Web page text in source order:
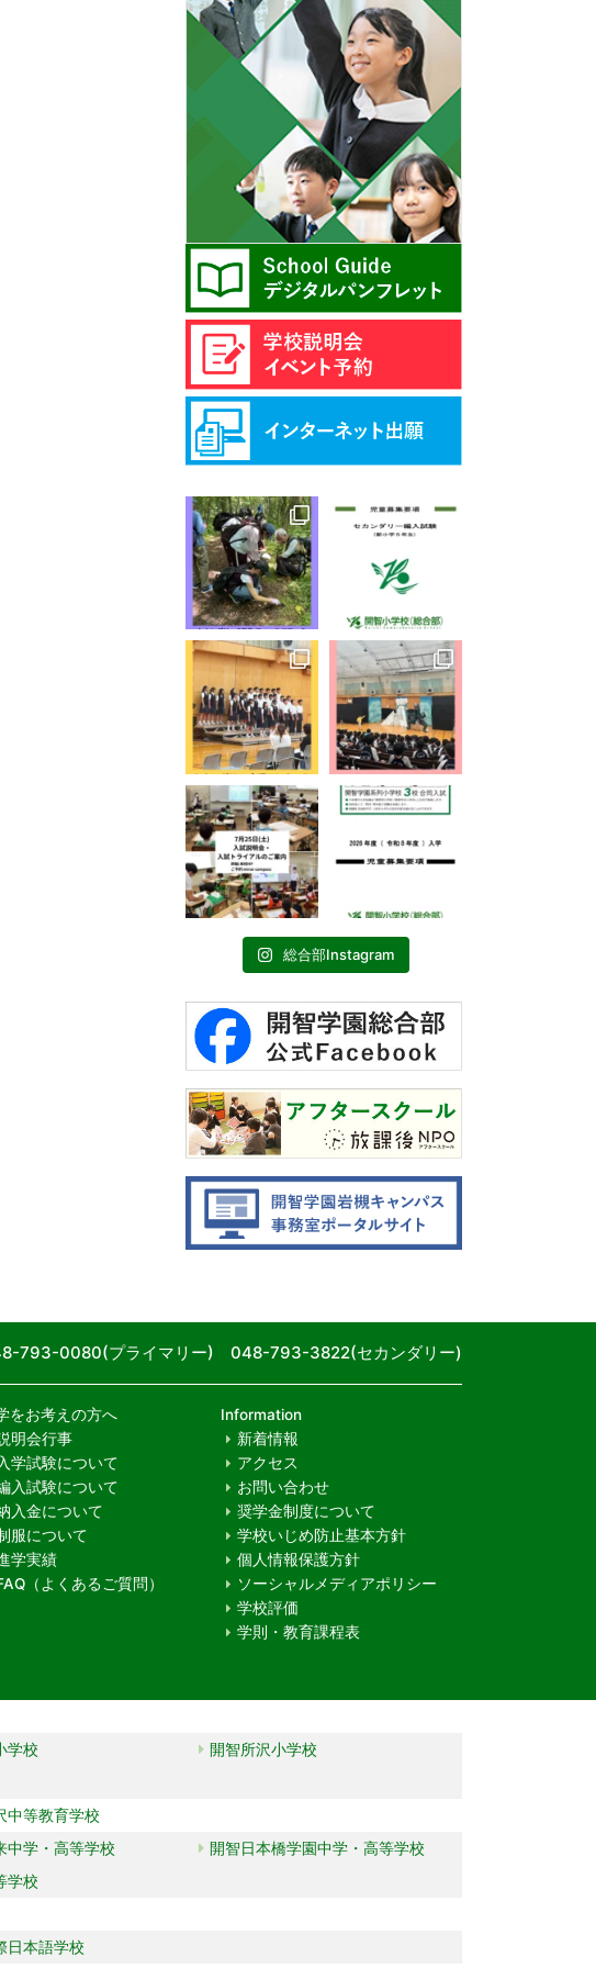
総合部Instagram
793-0080(プライマリー) 048-793-3822(セカンダリー)
をお考えの方へ
明会行事
学試験について
入試験について
入金について
服について
学実績
（よくあるご質問）
Information
新着情報
アクセス
お問い合わせ
奨学金制度について
学校いじめ防止基本方針
個人情報保護方針
ソーシャルメディアポリシー
学校評価
学則・教育課程表
学校
開智所沢小学校
中等教育学校
中学・高等学校
開智日本橋学園中学・高等学校
学校
日本語学校